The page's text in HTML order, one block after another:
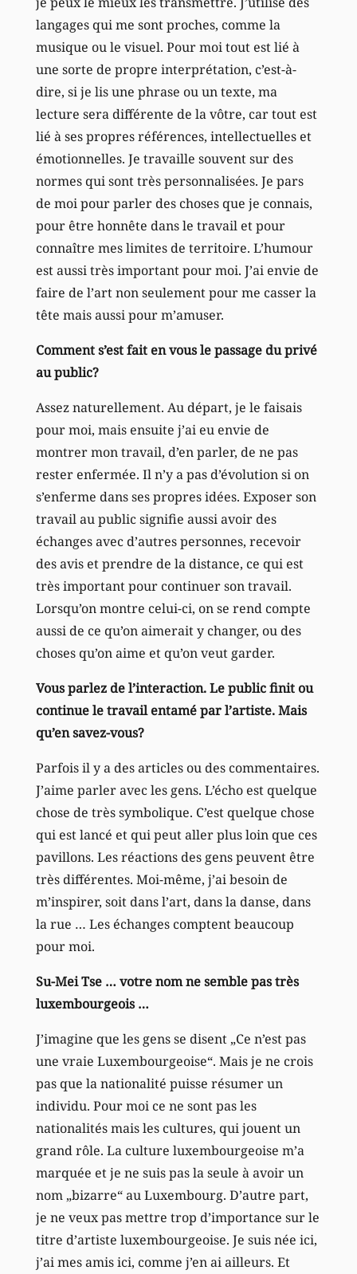
langages qui me sont proches, comme la
musique ou le visuel. Pour moi tout est lié à
une sorte de propre interprétation, c’est-à-
dire, si je lis une phrase ou un texte, ma
lecture sera différente de la vôtre, car tout est
lié à ses propres références, intellectuelles et
émotionnelles. Je travaille souvent sur des
normes qui sont très personnalisées. Je pars
de moi pour parler des choses que je connais,
pour être honnête dans le travail et pour
connaître mes limites de territoire. L’humour
est aussi très important pour moi. J’ai envie de
faire de l’art non seulement pour me casser la
tête mais aussi pour m’amuser.
Comment s’est fait en vous le passage du privé
au public?
Assez naturellement. Au départ, je le faisais
pour moi, mais ensuite j’ai eu envie de
montrer mon travail, d’en parler, de ne pas
rester enfermée. Il n’y a pas d’évolution si on
s’enferme dans ses propres idées. Exposer son
travail au public signifie aussi avoir des
échanges avec d’autres personnes, recevoir
des avis et prendre de la distance, ce qui est
très important pour continuer son travail.
Lorsqu’on montre celui-ci, on se rend compte
aussi de ce qu’on aimerait y changer, ou des
choses qu’on aime et qu’on veut garder.
Vous parlez de l’interaction. Le public finit ou
continue le travail entamé par l’artiste. Mais
qu’en savez-vous?
Parfois il y a des articles ou des commentaires.
J’aime parler avec les gens. L’écho est quelque
chose de très symbolique. C’est quelque chose
qui est lancé et qui peut aller plus loin que ces
pavillons. Les réactions des gens peuvent être
très différentes. Moi-même, j’ai besoin de
m’inspirer, soit dans l’art, dans la danse, dans
la rue … Les échanges comptent beaucoup
pour moi.
Su-Mei Tse … votre nom ne semble pas très
luxembourgeois …
J’imagine que les gens se disent „Ce n’est pas
une vraie Luxembourgeoise“. Mais je ne crois
pas que la nationalité puisse résumer un
individu. Pour moi ce ne sont pas les
nationalités mais les cultures, qui jouent un
grand rôle. La culture luxembourgeoise m’a
marquée et je ne suis pas la seule à avoir un
nom „bizarre“ au Luxembourg. D’autre part,
je ne veux pas mettre trop d’importance sur le
titre d’artiste luxembourgeoise. Je suis née ici,
j’ai mes amis ici, comme j’en ai ailleurs. Et